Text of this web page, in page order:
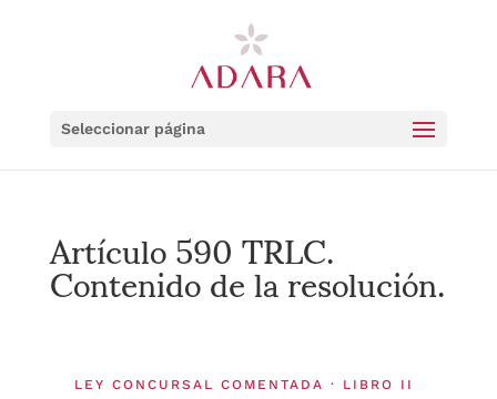
Seleccionar página
Artículo 590 TRLC.
Contenido de la resolución.
LEY CONCURSAL COMENTADA · LIBRO II